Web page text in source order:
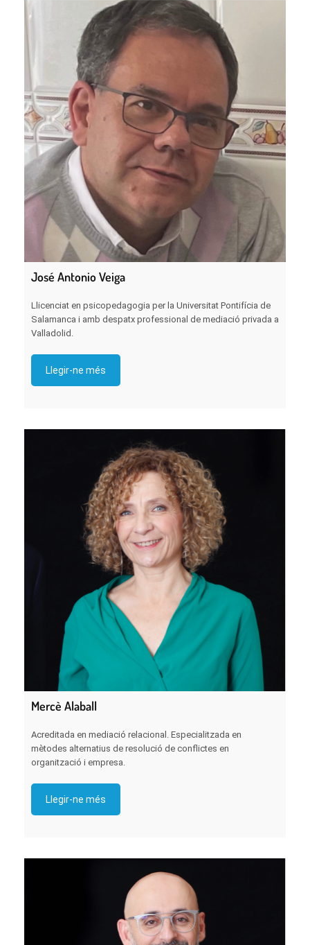
José Antonio Veiga
Llicenciat en psicopedagogia per la Universitat Pontifícia de
Salamanca i amb despatx professional de mediació privada a
Valladolid.
Llegir-ne més
Mercè Alaball
Acreditada en mediació relacional. Especialitzada en
mètodes alternatius de resolució de conflictes en
organització i empresa.
Llegir-ne més